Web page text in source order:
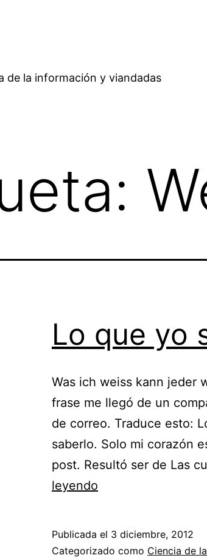
de la información y viandadas
Lo que yo
Was ich weiss kann jeder
frase me llegó de un
de correo. Traduce esto:
saberlo. Solo mi corazón
post. Resultó ser de Las
leyendo
sé
Publicada el 3 diciembre, 2012
Categorizado como Ciencia de